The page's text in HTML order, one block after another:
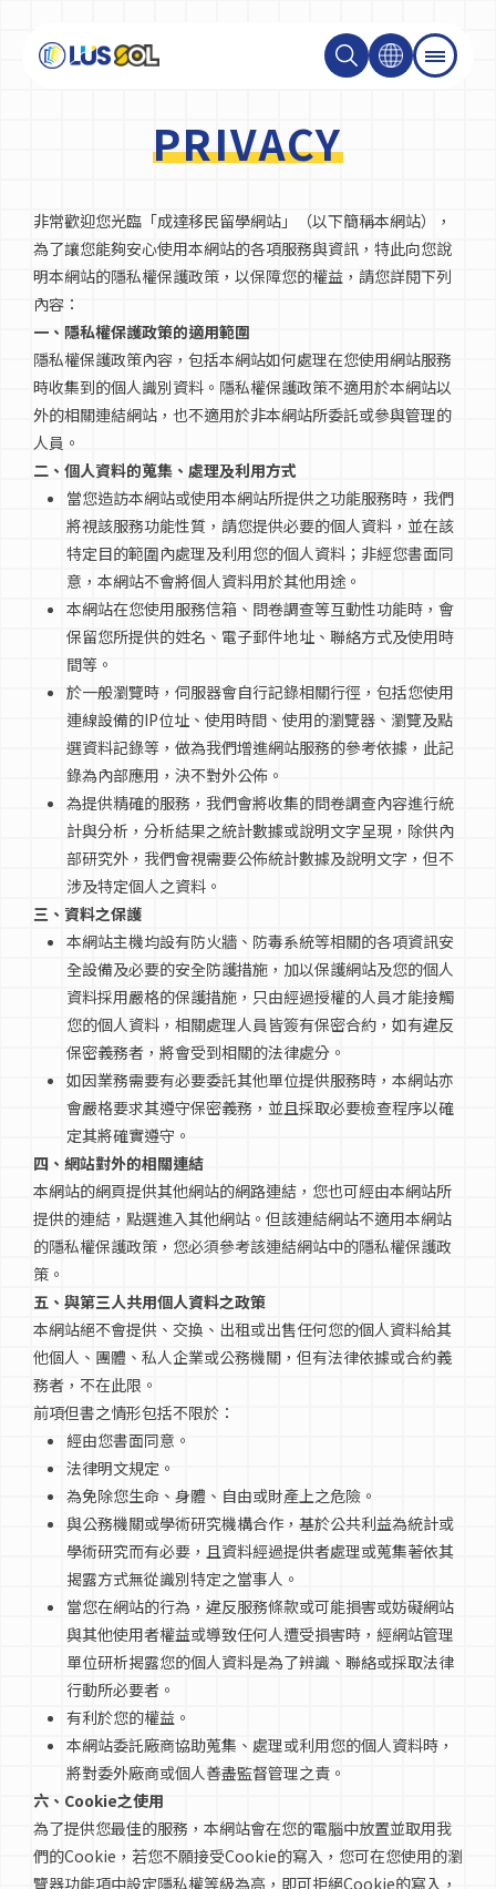
PRIVACY
非常歡迎您光臨「成達移民留學網站」（以下簡稱本網站），
為了讓您能夠安心使用本網站的各項服務與資訊，特此向您說
明本網站的隱私權保護政策，以保障您的權益，請您詳閱下列
內容：
一、隱私權保護政策的適用範圍
隱私權保護政策內容，包括本網站如何處理在您使用網站服務
時收集到的個人識別資料。隱私權保護政策不適用於本網站以
外的相關連結網站，也不適用於非本網站所委託或參與管理的
人員。
二、個人資料的蒐集、處理及利用方式
當您造訪本網站或使用本網站所提供之功能服務時，我們
將視該服務功能性質，請您提供必要的個人資料，並在該
特定目的範圍內處理及利用您的個人資料；非經您書面同
意，本網站不會將個人資料用於其他用途。
本網站在您使用服務信箱、問卷調查等互動性功能時，會
保留您所提供的姓名、電子郵件地址、聯絡方式及使用時
間等。
於一般瀏覽時，伺服器會自行記錄相關行徑，包括您使用
連線設備的IP位址、使用時間、使用的瀏覽器、瀏覽及點
選資料記錄等，做為我們增進網站服務的參考依據，此記
錄為內部應用，決不對外公佈。
為提供精確的服務，我們會將收集的問卷調查內容進行統
計與分析，分析結果之統計數據或說明文字呈現，除供內
部研究外，我們會視需要公佈統計數據及說明文字，但不
涉及特定個人之資料。
三、資料之保護
本網站主機均設有防火牆、防毒系統等相關的各項資訊安
全設備及必要的安全防護措施，加以保護網站及您的個人
資料採用嚴格的保護措施，只由經過授權的人員才能接觸
您的個人資料，相關處理人員皆簽有保密合約，如有違反
保密義務者，將會受到相關的法律處分。
如因業務需要有必要委託其他單位提供服務時，本網站亦
會嚴格要求其遵守保密義務，並且採取必要檢查程序以確
定其將確實遵守。
四、網站對外的相關連結
本網站的網頁提供其他網站的網路連結，您也可經由本網站所
提供的連結，點選進入其他網站。但該連結網站不適用本網站
的隱私權保護政策，您必須參考該連結網站中的隱私權保護政
策。
五、與第三人共用個人資料之政策
本網站絕不會提供、交換、出租或出售任何您的個人資料給其
他個人、團體、私人企業或公務機關，但有法律依據或合約義
務者，不在此限。
前項但書之情形包括不限於：
經由您書面同意。
法律明文規定。
為免除您生命、身體、自由或財產上之危險。
與公務機關或學術研究機構合作，基於公共利益為統計或
學術研究而有必要，且資料經過提供者處理或蒐集著依其
揭露方式無從識別特定之當事人。
當您在網站的行為，違反服務條款或可能損害或妨礙網站
與其他使用者權益或導致任何人遭受損害時，經網站管理
單位研析揭露您的個人資料是為了辨識、聯絡或採取法律
行動所必要者。
有利於您的權益。
本網站委託廠商協助蒐集、處理或利用您的個人資料時，
將對委外廠商或個人善盡監督管理之責。
六、Cookie之使用
為了提供您最佳的服務，本網站會在您的電腦中放置並取用我
們的Cookie，若您不願接受Cookie的寫入，您可在您使用的瀏
覽器功能項中設定隱私權等級為高，即可拒絕Cookie的寫入，
最新消息
最新活動＆成達會員
大學碩士
技職學校
語言學校
澳洲簽證
澳洲留學
留學台灣